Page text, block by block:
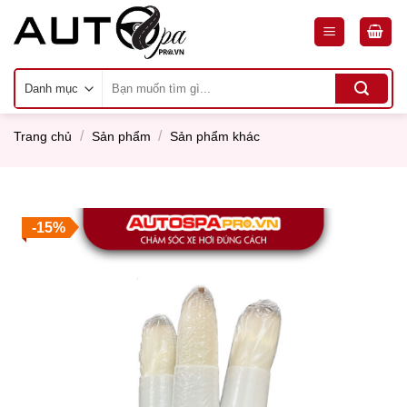
kiếm:
Trang chủ / Sản phẩm / Sản phẩm khác
-15%